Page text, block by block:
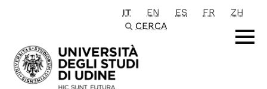
Passa al contenuto principale
IT EN ES FR
ZH
CERCA